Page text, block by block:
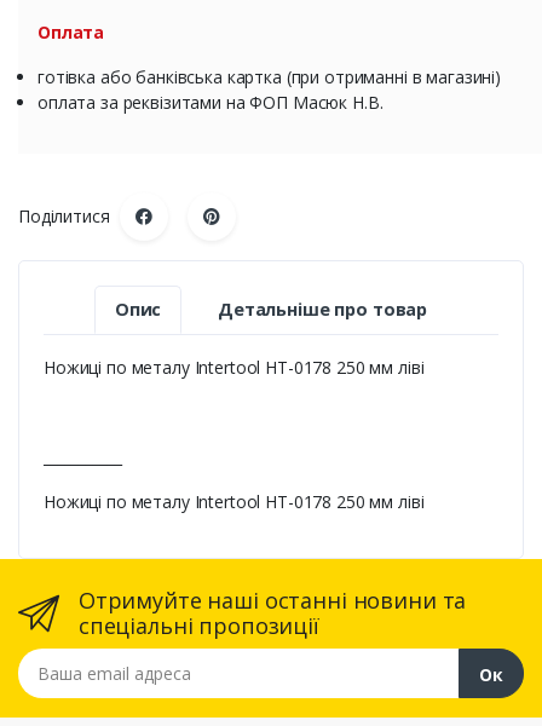
Оплата
готівка або банківська картка (при отриманні в магазині)
оплата за реквізитами на ФОП Масюк Н.В.
Поділитися
Опис Детальніше про товар
Ножиці по металу Intertool HT-0178 250 мм ліві
Ножиці по металу Intertool HT-0178 250 мм ліві
Отримуйте наші останні новини та
спеціальні пропозиції
Ваша email адреса
Ок